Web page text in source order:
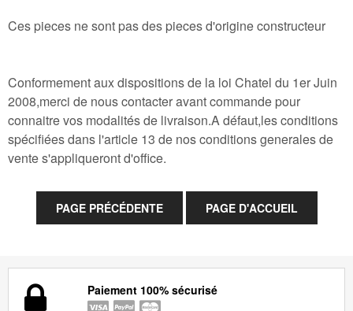
Ces pieces ne sont pas des pieces d'origine constructeur
Conformement aux dispositions de la loi Chatel du 1er Juin
2008,merci de nous contacter avant commande pour
connaitre vos modalités de livraison.A défaut,les conditions
spécifiées dans l'article 13 de nos conditions generales de
vente s'appliqueront d'office.
Paiement 100% sécurisé